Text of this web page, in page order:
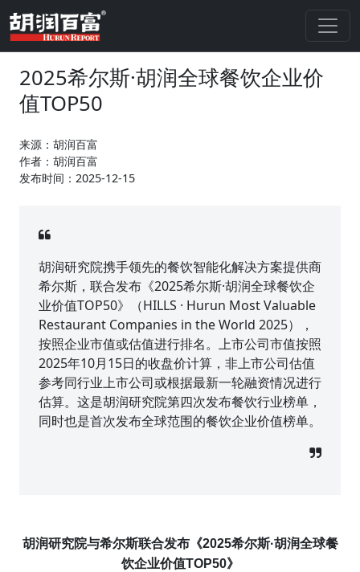
2025希尔斯·胡润全球餐饮企业价
值TOP50
来源：胡润百富
作者：胡润百富
发布时间：2025-12-15
胡润研究院携手领先的餐饮智能化解决方案提供商
希尔斯，联合发布《2025希尔斯·胡润全球餐饮企
业价值TOP50》（HILLS · Hurun Most Valuable
Restaurant Companies in the World 2025），
按照企业市值或估值进行排名。上市公司市值按照
2025年10月15日的收盘价计算，非上市公司估值
参考同行业上市公司或根据最新一轮融资情况进行
估算。这是胡润研究院第四次发布餐饮行业榜单，
同时也是首次发布全球范围的餐饮企业价值榜单。
胡润研究院与希尔斯联合发布《2025希尔斯·胡润全球餐
饮企业价值TOP50》